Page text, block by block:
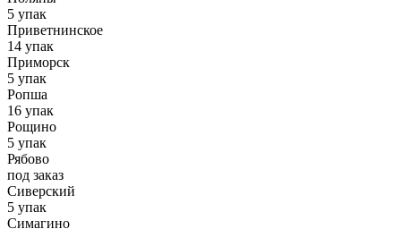
5 упак
Приветнинское
14 упак
Приморск
5 упак
Ропша
16 упак
Рощино
5 упак
Рябово
под заказ
Сиверский
5 упак
Симагино